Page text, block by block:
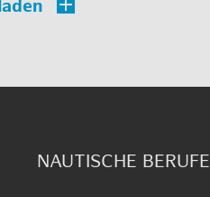
NAU­TI­SCHE BE­RU­FE